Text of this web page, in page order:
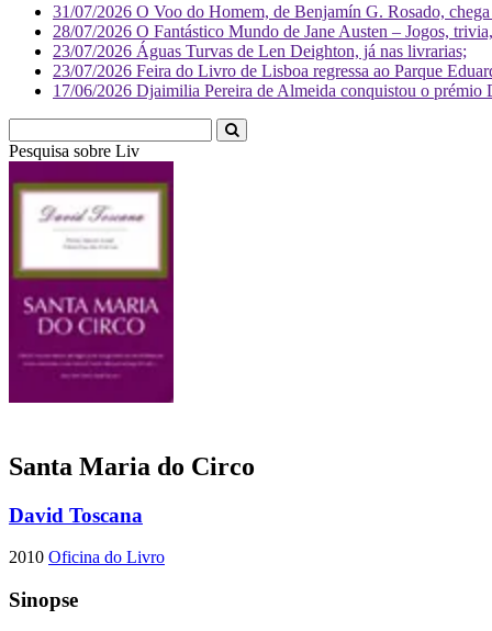
31/07/2026 O Voo do Homem, de Benjamín G. Rosado,
28/07/2026 O Fantástico Mundo de Jane Austen – Jogos,
23/07/2026 Águas Turvas de Len Deighton, já nas livrarias;
23/07/2026 Feira do Livro de Lisboa regressa ao Parque
17/06/2026 Djaimilia Pereira de Almeida conquistou o
Pesquisa sobre Literatura
Santa Maria do Circo
David Toscana
2010 Oficina do Livro
Sinopse